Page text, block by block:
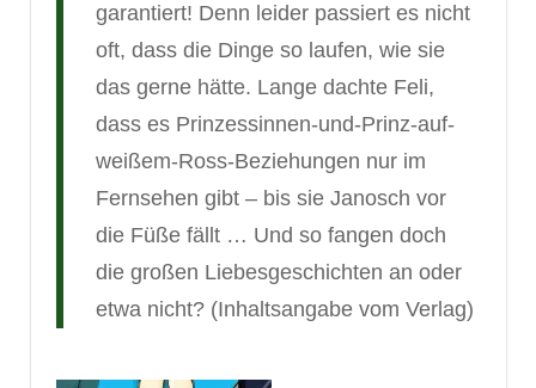
garantiert! Denn leider passiert es nicht
oft, dass die Dinge so laufen, wie sie
das gerne hätte. Lange dachte Feli,
dass es Prinzessinnen-und-Prinz-auf-
weißem-Ross-Beziehungen nur im
Fernsehen gibt – bis sie Janosch vor
die Füße fällt … Und so fangen doch
die großen Liebesgeschichten an oder
etwa nicht? (Inhaltsangabe vom Verlag)